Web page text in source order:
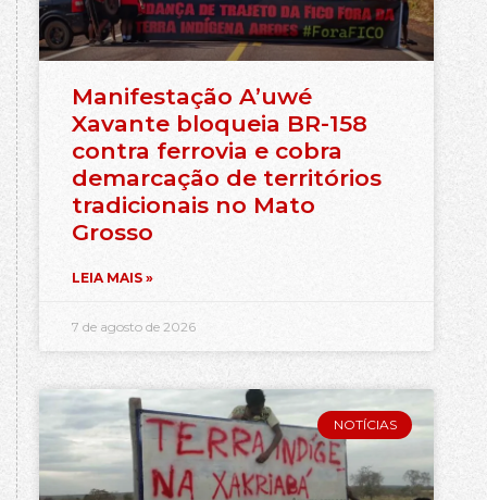
Manifestação A’uwé
Xavante bloqueia BR-158
contra ferrovia e cobra
demarcação de territórios
tradicionais no Mato
Grosso
LEIA MAIS »
7 de agosto de 2026
NOTÍCIAS